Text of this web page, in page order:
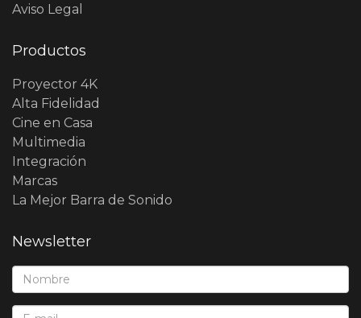
Aviso Legal
Productos
Proyector 4K
Alta Fidelidad
Cine en Casa
Multimedia
Integración
Marcas
La Mejor Barra de Sonido
Newsletter
Nombre*:
E-Mail*: